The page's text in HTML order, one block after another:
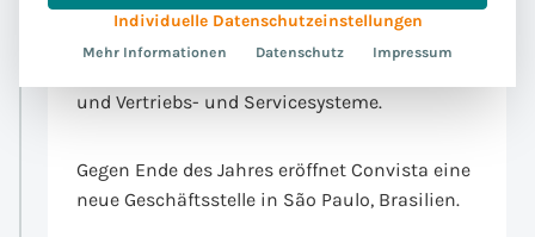
Leistungsangebot in der
Versicherungsbranche in den Bereichen
und Vertriebs- und Servicesysteme.
Gegen Ende des Jahres eröffnet Convista eine
neue Geschäftsstelle in São Paulo, Brasilien.
Individuelle Datenschutzeinstellungen
Mehr Informationen Datenschutz Impressum